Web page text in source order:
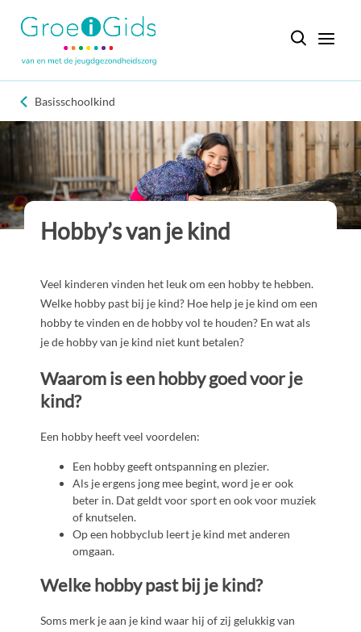
Basisschoolkind
Hobby’s van je kind
Veel kinderen vinden het leuk om een hobby te hebben.
Welke hobby past bij je kind? Hoe help je je kind om een
hobby te vinden en de hobby vol te houden? En wat als
je de hobby van je kind niet kunt betalen?
Waarom is een hobby goed voor je
kind?
Een hobby heeft veel voordelen:
Een hobby geeft ontspanning en plezier.
Als je ergens jong mee begint, word je er ook
beter in. Dat geldt voor sport en ook voor muziek
of knutselen.
Op een hobbyclub leert je kind met anderen
omgaan.
Welke hobby past bij je kind?
Soms merk je aan je kind waar hij of zij gelukkig van